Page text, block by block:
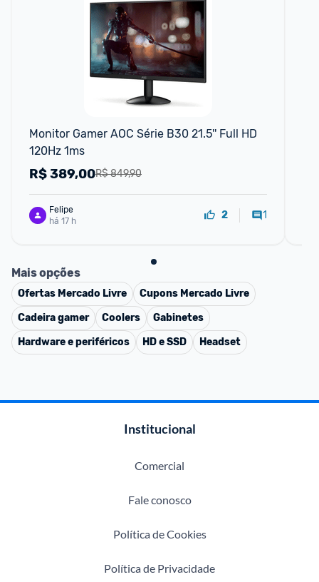
Monitor Gamer AOC Série B30 21.5'' Full HD
120Hz 1ms
R$ 849,90
R$389,00
Felipe
há 17 h
2 1
Mais opções
Ofertas Mercado Livre Cupons Mercado Livre
Cadeira gamer
Coolers
Gabinetes
Hardware e periféricos
HD e SSD Headset
Institucional
Comercial
Fale conosco
Política de Cookies
Política de Privacidade